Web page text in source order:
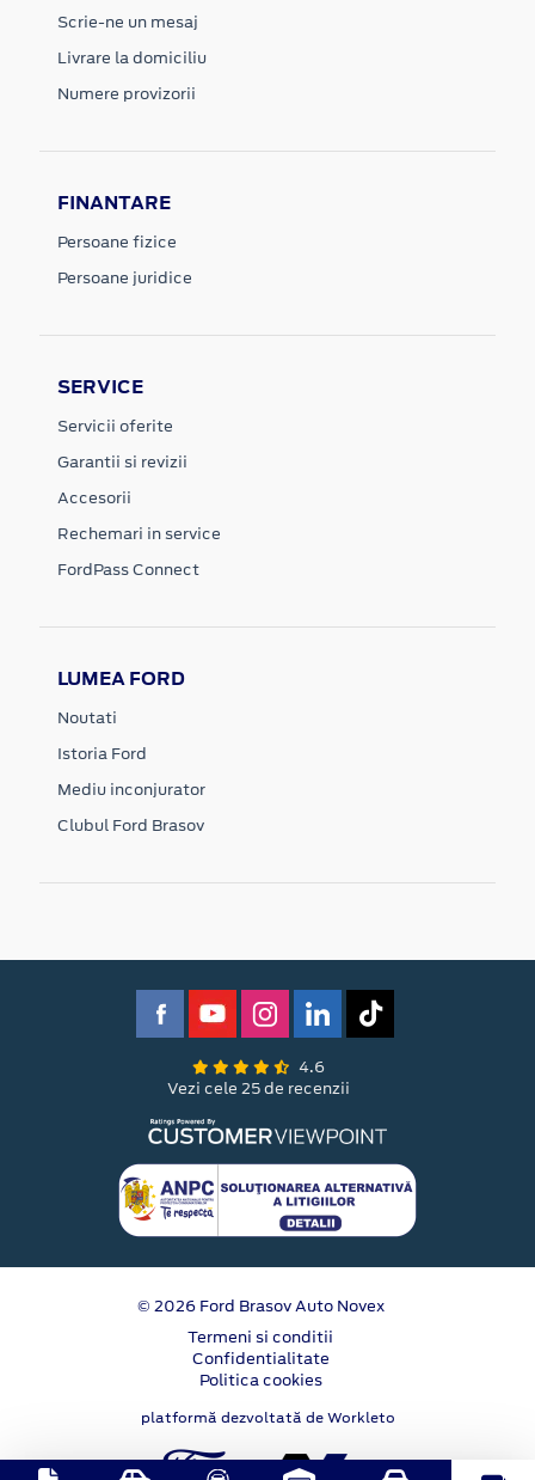
Scrie-ne un mesaj
Livrare la domiciliu
Numere provizorii
FINANTARE
Persoane fizice
Persoane juridice
SERVICE
Servicii oferite
Garantii si revizii
Accesorii
Rechemari in service
FordPass Connect
LUMEA FORD
Noutati
Istoria Ford
Mediu inconjurator
Clubul Ford Brasov
4.6
Vezi cele 25 de recenzii
© 2026 Ford Brasov Auto Novex
Termeni si conditii
Confidentialitate
Politica cookies
platformă dezvoltată de Workleto